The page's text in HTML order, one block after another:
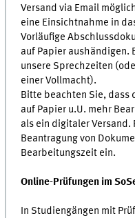
Versand via Email
eine Einsichtnahme in
Vorläufige
auf Papier aushändigen.
unsere Sprechzeiten
einer Vollmacht).
Bitte beachten Sie, dass
auf Papier u.U. mehr
als ein digitaler Versand.
Beantragung von
Bearbeitungszeit ein.
Online-Prüfungen im
In Studiengängen mit